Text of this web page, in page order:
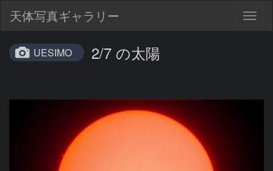
天体写真ギャラリー
UESIMO 2/7 の太陽